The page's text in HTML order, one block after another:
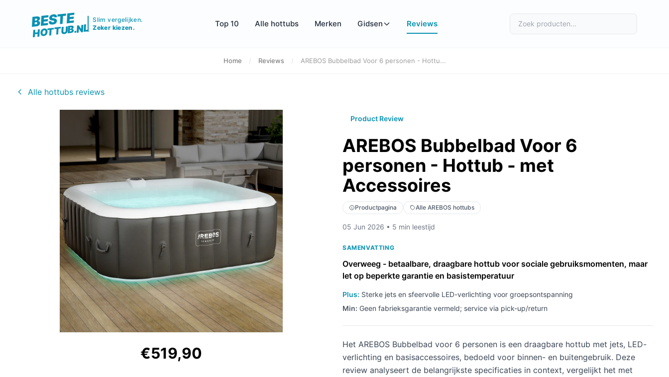
BESTE
HOTTUB.NL
Slim vergelijken.
Zeker kiezen.
Top 10 Alle hottubs Merken Gidsen Reviews
Home / Reviews / AREBOS Bubbelbad Voor 6 personen - Hottu...
Alle hottubs reviews
€519,90
Product Review
AREBOS Bubbelbad Voor 6
personen - Hottub - met
Accessoires
Productpagina Alle AREBOS hottubs
05 Jun 2026 • 5 min leestijd
SAMENVATTING
Overweeg - betaalbare, draagbare hottub voor sociale gebruiksmomenten, maar
let op beperkte garantie en basistemperatuur
Plus: Sterke jets en sfeervolle LED-verlichting voor groepsontspanning
Min: Geen fabrieksgarantie vermeld; service via pick-up/return
Het AREBOS Bubbelbad voor 6 personen is een draagbare hottub met jets, LED-
verlichting en basisaccessoires, bedoeld voor binnen- en buitengebruik. Deze
review analyseert de belangrijkste specificaties in context, vergelijkt het met